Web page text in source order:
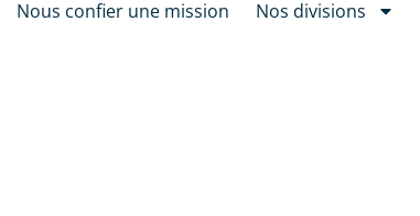
Nous confier une mission Nos divisions